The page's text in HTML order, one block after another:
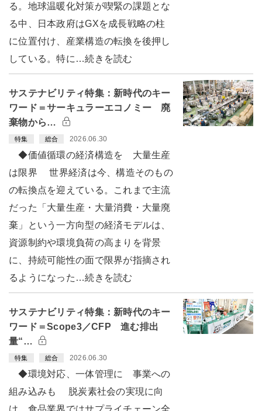
る。地球温暖化対策が喫緊の課題とな
る中、日本政府はGXを成長戦略の柱
に位置付け、産業構造の転換を後押し
している。特に…続きを読む
サステナビリティ特集：新時代のキー
ワード＝サーキュラーエコノミー 廃
棄物から…
特集 総合 2026.06.30
◆価値循環の経済構造を 大量生産
は限界 世界経済は今、構造そのもの
の転換点を迎えている。これまで主流
だった「大量生産・大量消費・大量廃
棄」という一方向型の経済モデルは、
資源制約や環境負荷の高まりを背景
に、持続可能性の面で限界が指摘され
るようになった…続きを読む
サステナビリティ特集：新時代のキー
ワード＝Scope3／CFP 進む排出
量“…
特集 総合 2026.06.30
◆環境対応、一体管理に 事業への
組み込みも 脱炭素社会の実現に向
け、食品業界ではサプライチェーン全